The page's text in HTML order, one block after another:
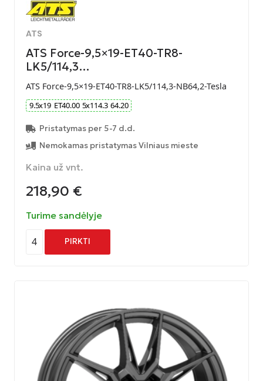
ATS
ATS Force-9,5×19-ET40-TR8-
LK5/114,3…
ATS Force-9,5×19-ET40-TR8-LK5/114,3-NB64,2-Tesla
9.5x19 ET40.00 5x114.3 64.20
Pristatymas per 5-7 d.d.
Nemokamas pristatymas Vilniaus mieste
Kaina už vnt.
218,90 €
Turime sandėlyje
4 PIRKTI